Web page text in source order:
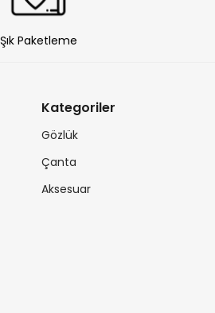
Şık Paketleme
Kategoriler
Gözlük
Çanta
Aksesuar